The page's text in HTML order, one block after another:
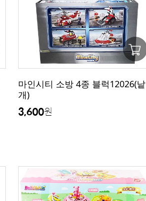
마인시티 소방 4종 블럭12026(낱
개)
3,600원